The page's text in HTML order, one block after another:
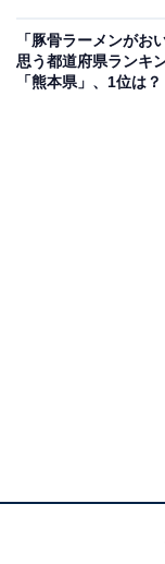
あって美味しい
ントが寄せられま
第1位：東京都
「豚骨ラーメンがお
思う都道府県ランキ
「熊本県」、1位は？